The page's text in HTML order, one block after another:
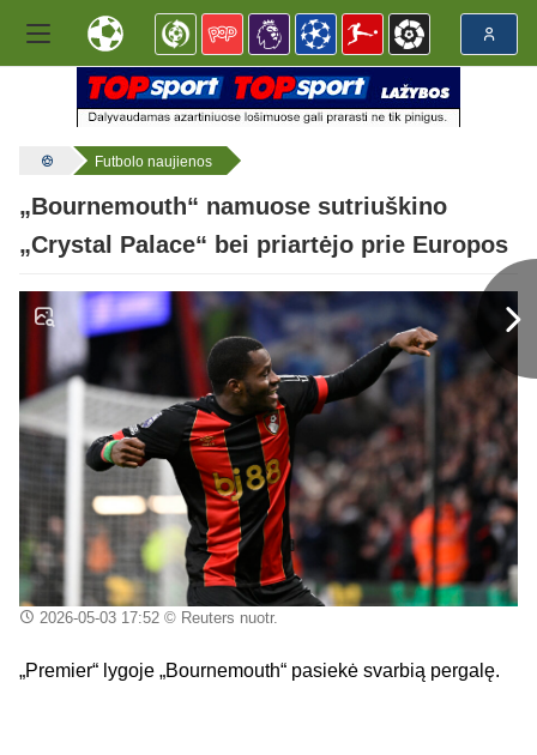
Futbolo naujienos
„Bournemouth“ namuose sutriuškino
„Crystal Palace“ bei priartėjo prie Europos
2026-05-03 17:52© Reuters nuotr.
„Premier“ lygoje „Bournemouth“ pasiekė svarbią pergalę.